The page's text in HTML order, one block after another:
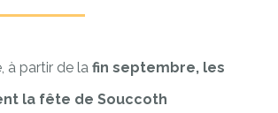
à partir de la fin septembre, les
la fête de Souccoth